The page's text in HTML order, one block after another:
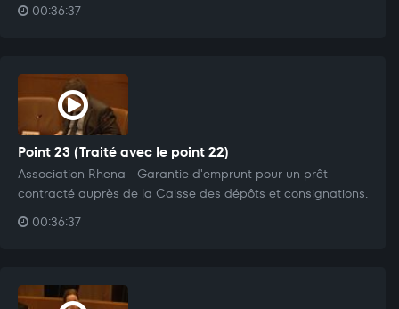
00:36:37
Point 23 (Traité avec le point 22)
Association Rhena - Garantie d'emprunt pour un prêt
contracté auprès de la Caisse des dépôts et consignations.
00:36:37